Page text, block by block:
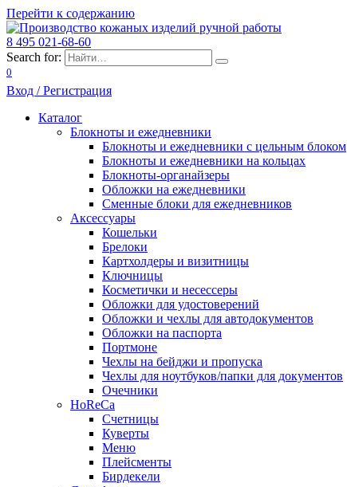
Перейти к содержанию
8 495 021-68-60
Search for:
0
Вход / Регистрация
Каталог
Блокноты и ежедневники
Блокноты и ежедневники с цельным блоком
Блокноты и ежедневники на кольцах
Блокноты-органайзеры
Обложки на ежедневники
Сменные блоки для ежедневников
Аксессуары
Кошельки
Брелоки
Картхолдеры и визитницы
Ключницы
Косметички и несессеры
Обложки для удостоверений
Обложки и чехлы для автодокументов
Обложки на паспорта
Портмоне
Чехлы на бейджи и пропуска
Чехлы для ноутбуков/папки для документов
Очечники
HoReCa
Счетницы
Куверты
Меню
Плейсменты
Бирдекели